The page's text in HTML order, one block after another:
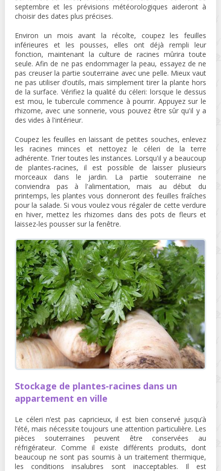
septembre et les prévisions météorologiques aideront à
choisir des dates plus précises.
Environ un mois avant la récolte, coupez les feuilles
inférieures et les pousses, elles ont déjà rempli leur
fonction, maintenant la culture de racines mûrira toute
seule. Afin de ne pas endommager la peau, essayez de ne
pas creuser la partie souterraine avec une pelle. Mieux vaut
ne pas utiliser d’outils, mais simplement tirer la plante hors
de la surface. Vérifiez la qualité du céleri: lorsque le dessus
est mou, le tubercule commence à pourrir. Appuyez sur le
rhizome, avec une sonnerie, vous pouvez être sûr qu'il y a
des vides à l'intérieur.
Coupez les feuilles en laissant de petites souches, enlevez
les racines minces et nettoyez le céleri de la terre
adhérente. Trier toutes les instances. Lorsqu'il y a beaucoup
de plantes-racines, il est possible de laisser plusieurs
morceaux dans le jardin. La partie souterraine ne
conviendra pas à l'alimentation, mais au début du
printemps, les plantes vous donneront des feuilles fraîches
pour la salade. Si vous voulez vous régaler de cette verdure
en hiver, mettez les rhizomes dans des pots de fleurs et
laissez-les pousser sur la fenêtre.
Stockage de plantes-racines dans un
appartement en ville
Le céleri n’est pas capricieux, il est bien conservé jusqu’à
l’été, mais nécessite toujours une attention particulière. Les
pièces souterraines peuvent être conservées au
réfrigérateur. Comme il existe différents produits, dont
beaucoup ne sont pas soumis à un traitement thermique,
les conditions insalubres sont inacceptables. Il est